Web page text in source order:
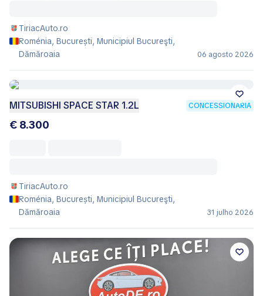
TiriacAuto.ro
Roménia, București, Municipiul Bucureşti,
Dămăroaia
06 agosto 2026
MITSUBISHI SPACE STAR 1.2L CONCESSIONÁRIA
€ 8.300
TiriacAuto.ro
Roménia, București, Municipiul Bucureşti,
Dămăroaia
31 julho 2026